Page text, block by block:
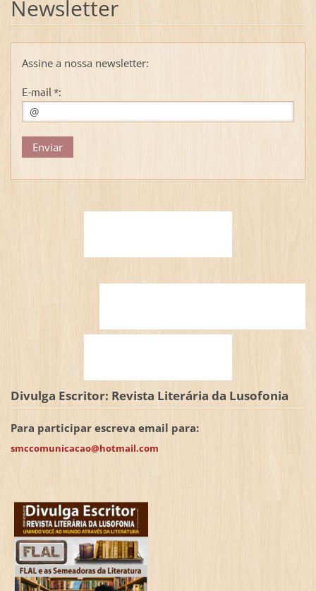
Newsletter
Assine a nossa newsletter:
E-mail *:
Divulga Escritor: Revista Literária da Lusofonia
Para participar escreva email para:
smccomunicacao@hotmail.com